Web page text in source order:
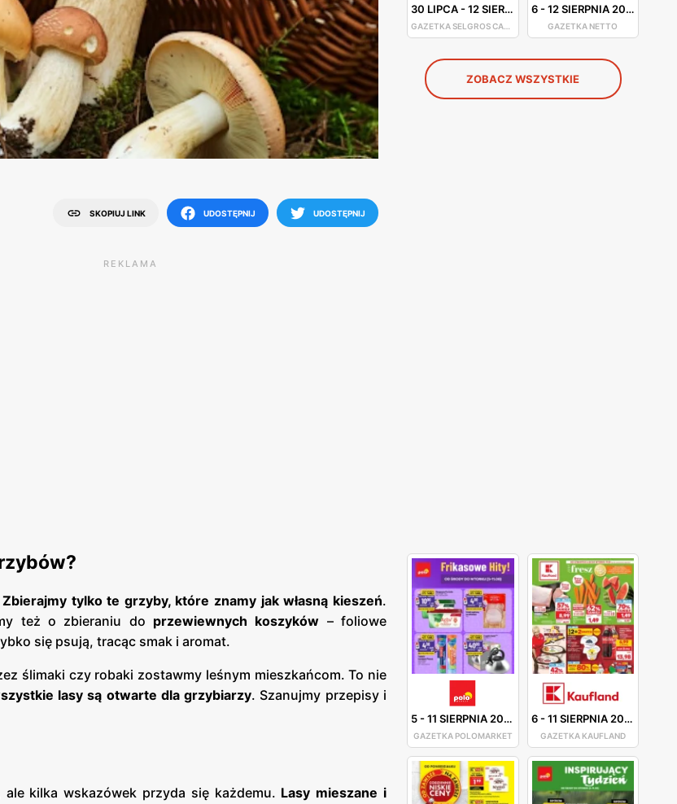
SKOPIUJ LINK UDOSTĘPNIJ UDOSTĘPNIJ
30 LIPCA-12 SIERPNIA 2026
GAZETKA SELGROS CASH&CARRY
6-12 SIERPNIA 2026
GAZETKA NETTO
ZOBACZ WSZYSTKIE
5-11 SIERPNIA 2026
GAZETKA POLOMARKET
6-11 SIERPNIA 2026
GAZETKA KAUFLAND
REKLAMA
Zbierajmy tylko te grzyby, które znamy jak własną kieszeń.
też o zbieraniu do przewiewnych koszyków – foliowe
się psują, tracąc smak i aromat.
ślimaki czy robaki zostawmy leśnym mieszkańcom. To nie
lasy są otwarte dla grzybiarzy. Szanujmy przepisy i
kilka wskazówek przyda się każdemu. Lasy mieszane i